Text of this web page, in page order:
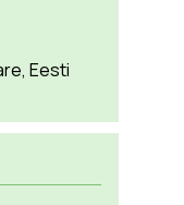
Eesti